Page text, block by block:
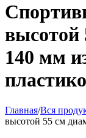
высотой
140 мм
Главная/Вся
высотой 55 см